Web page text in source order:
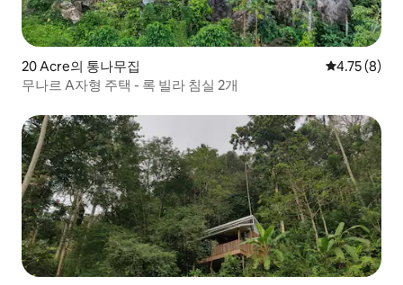
20 Acre의 통나무집 평점 4.75점
4.75 (8)
무나르 A자형 주택 - 록 빌라 침실 2개